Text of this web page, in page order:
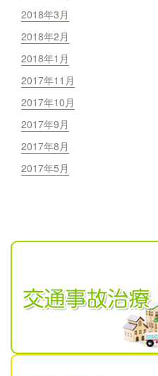
2018年3月
2018年2月
2018年1月
2017年11月
2017年10月
2017年9月
2017年8月
2017年5月